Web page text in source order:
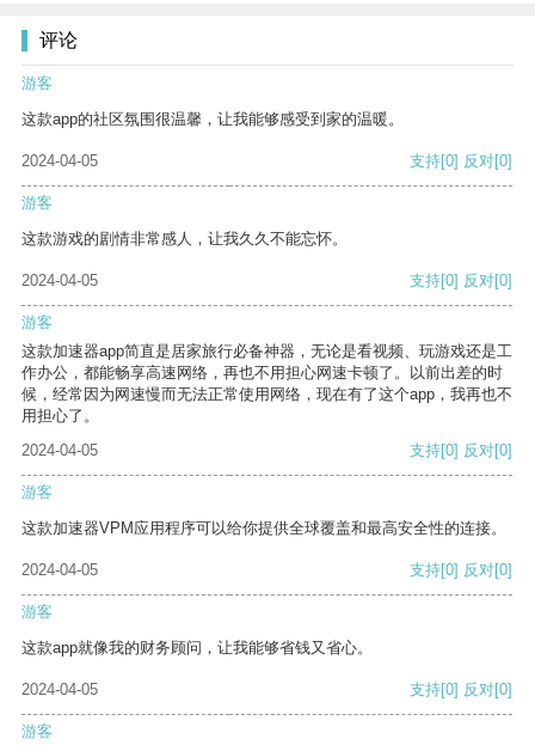
评论
游客
这款app的社区氛围很温馨，让我能够感受到家的温暖。
2024-04-05 支持[0] 反对[0]
游客
这款游戏的剧情非常感人，让我久久不能忘怀。
2024-04-05 支持[0] 反对[0]
游客
这款加速器app简直是居家旅行必备神器，无论是看视频、玩游戏还是工
作办公，都能畅享高速网络，再也不用担心网速卡顿了。以前出差的时
候，经常因为网速慢而无法正常使用网络，现在有了这个app，我再也不
用担心了。
2024-04-05
支持[0] 反对[0]
游客
这款加速器VPM应用程序可以给你提供全球覆盖和最高安全性的连接。
2024-04-05 支持[0] 反对[0]
游客
这款app就像我的财务顾问，让我能够省钱又省心。
2024-04-05 支持[0] 反对[0]
游客